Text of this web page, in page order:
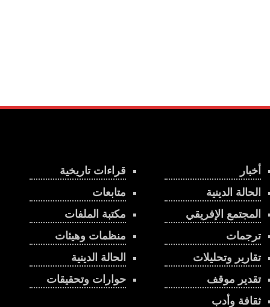
قراءات تاريخية
متابعات
مكتبة الملفات
منظمات وهيئات
الحالة الدينية
حوارات وتحقيقات
أخبار
الحالة الدينية
المجتمع الإفريقي
ترجمات
تقارير وتحليلات
تقدير موقف
ثقافة وأدب